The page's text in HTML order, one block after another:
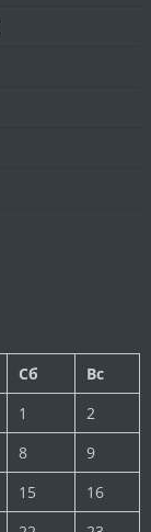
Сб
Вс
1
2
8
9
15
16